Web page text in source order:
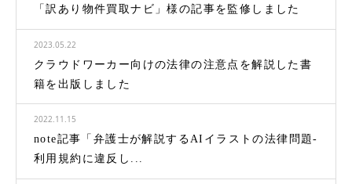
「訳あり物件買取ナビ」様の記事を監修しました
2023.05.22
クラウドワーカー向けの法律の注意点を解説した書
籍を出版しました
2022.11.15
note記事「弁護士が解説するAIイラストの法律問題-
利用規約に違反し...